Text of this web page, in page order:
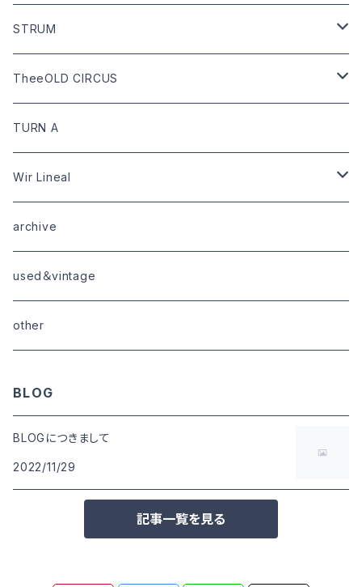
bottoms
goods
limited
shoes
bag
goods
leather
outer
tops
bottoms
goods
shoes
shoes
STRUM
leather
outer
tops
bottoms
boots・sneaker
goods
TheeOLD CIRCUS
leather
tops
outer
tops
bottoms
boots
TURN A
Wir Lineal
outer
tops
tops
bottoms
archive
used＆vintage
other
BLOG
BLOGにつきまして
2022/11/29
記事一覧を見る